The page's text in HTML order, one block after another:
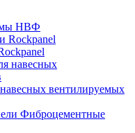
НВФ
вентилируемых
Фиброцементные